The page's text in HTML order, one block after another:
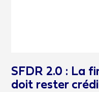
SFDR 2.0 : La
doit rester